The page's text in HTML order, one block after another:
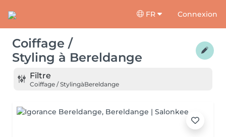
FR Connexion
Coiffage /
Styling à Bereldange
Filtre
Coiffage / StylingàBereldange